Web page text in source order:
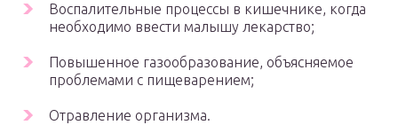
Воспалительные процессы в кишечнике, когда
необходимо ввести малышу лекарство;
Повышенное газообразование, объясняемое
проблемами с пищеварением;
Отравление организма.